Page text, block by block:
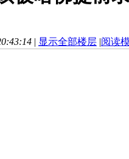
| 显示全部楼层 |阅读